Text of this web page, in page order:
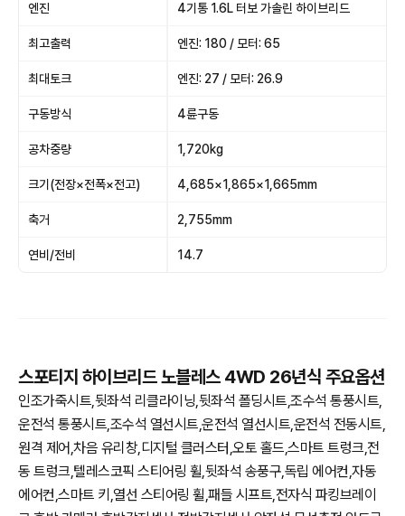
엔진 4기통 1.6L 터보 가솔린 하이브리드
최고출력 엔진: 180 / 모터: 65
최대토크 엔진: 27 / 모터: 26.9
구동방식 4륜구동
공차중량 1,720kg
크기(전장×전폭×전고) 4,685×1,865×1,665mm
축거 2,755mm
연비/전비 14.7
스포티지 하이브리드 노블레스 4WD 26년식 주요옵션
인조가죽시트,뒷좌석 리클라이닝,뒷좌석 폴딩시트,조수석 통풍시트,
운전석 통풍시트,조수석 열선시트,운전석 열선시트,운전석 전동시트,
원격 제어,차음 유리창,디지털 클러스터,오토 홀드,스마트 트렁크,전
동 트렁크,텔레스코픽 스티어링 휠,뒷좌석 송풍구,독립 에어컨,자동
에어컨,스마트 키,열선 스티어링 휠,패들 시프트,전자식 파킹브레이